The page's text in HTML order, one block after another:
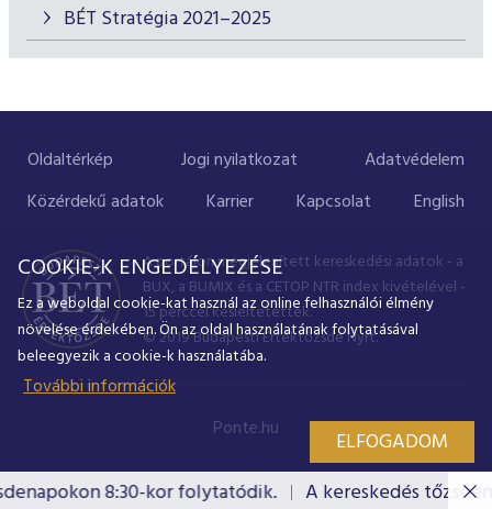
8:30-kor folytatódik. A kereskedés
BÉT Stratégia 2021–2025
Oldaltérkép Jogi nyilatkozat
Adatvédelem
Közérdekű adatok
Karrier Kapcsolat English
A portálon megjelenített kereskedési adatok - a
BUX, a BUMIX és a CETOP NTR index kivételével -
15 perccel késleltetettek.
© 2019 Budapesti Értéktőzsde Nyrt.
Ponte.hu
COOKIE-K ENGEDÉLYEZÉSE
Ez a weboldal cookie-kat használ az online felhasználói élmény
növelése érdekében. Ön az oldal használatának folytatásával
beleegyezik a cookie-k használatába.
További információk
ELFOGADOM